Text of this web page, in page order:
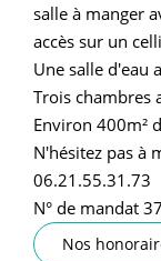
salle à manger
accès sur un
Une salle d'eau
Trois chambres
Environ 400m²
N'hésitez pas à
06.21.55.31.73
N° de mandat
Nos